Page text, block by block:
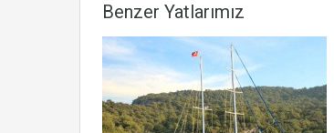
Benzer Yatlarımız